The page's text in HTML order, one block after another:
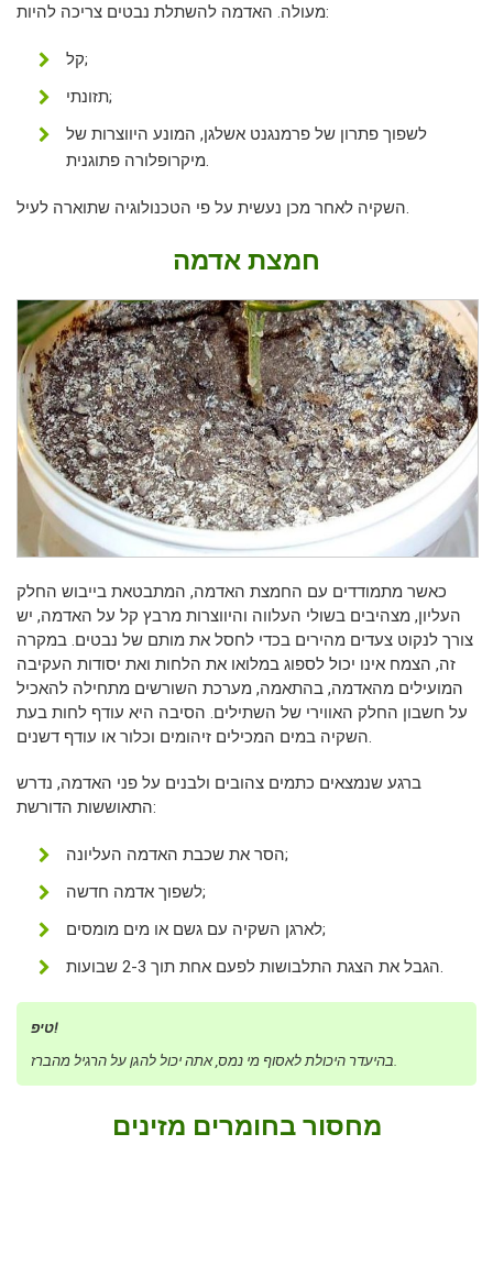
מעולה. האדמה להשתלת נבטים צריכה להיות:
קל;
תזונתי;
לשפוך פתרון של פרמנגנט אשלגן, המונע היווצרות של
מיקרופלורה פתוגנית.
השקיה לאחר מכן נעשית על פי הטכנולוגיה שתוארה לעיל.
חמצת אדמה
כאשר מתמודדים עם החמצת האדמה, המתבטאת בייבוש החלק
העליון, מצהיבים בשולי העלווה והיווצרות מרבץ קל על האדמה, יש
צורך לנקוט צעדים מהירים בכדי לחסל את מותם של נבטים. במקרה
זה, הצמח אינו יכול לספוג במלואו את הלחות ואת יסודות העקיבה
המועילים מהאדמה, בהתאמה, מערכת השורשים מתחילה להאכיל
על חשבון החלק האווירי של השתילים. הסיבה היא עודף לחות בעת
ברגע שנמצאים כתמים צהובים ולבנים על פני האדמה, נדרש
התאוששות הדורשת:
הסר את שכבת האדמה העליונה;
לשפוך אדמה חדשה;
לארגן השקיה עם גשם או מים מומסים;
טיפ!
מחסור בחומרים מזינים